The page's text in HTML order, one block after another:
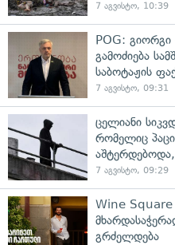
7 აგვისტო, 10:39
POG: გიორგი
გამოძიება
საბოტაჟის
7 აგვისტო, 09:31
ცელიანი
რომელიც
აშტერდებოდა,
7 აგვისტო, 09:29
Wine Square
გრძელდება